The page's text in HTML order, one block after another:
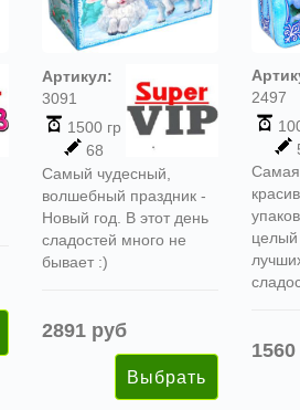
Артикул:
3091
1500 гр
68
Самый чудесный,
волшебный праздник -
Новый год. В этот день
сладостей много не
бывает :)
2891 руб
2497
целый